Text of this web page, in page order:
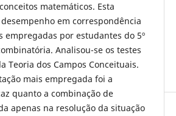
matemáticos. Esta
em correspondência
empregadas por estudantes do 5º
Analisou-se os testes
Teoria dos Campos Conceituais.
mais empregada foi a
quanto a combinação de
apenas na resolução da situação